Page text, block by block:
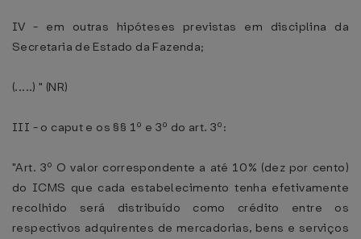
IV - em outras hipóteses previstas em disciplina da
Secretaria de Estado da Fazenda;
(.....) " (NR)
III - o caput e os §§ 1º e 3º do art. 3º:
"Art. 3º O valor correspondente a até 10% (dez por cento)
do ICMS que cada estabelecimento tenha efetivamente
recolhido será distribuído como crédito entre os
respectivos adquirentes de mercadorias, bens e serviços